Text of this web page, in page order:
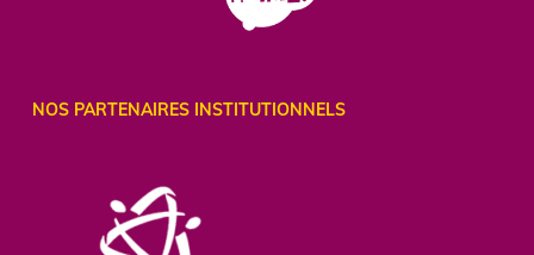
NOS PARTENAIRES INSTITUTIONNELS